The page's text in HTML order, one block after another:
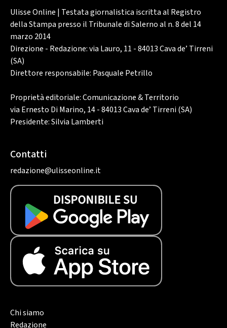
Ulisse Online | Testata giornalistica iscritta al Registro
della Stampa presso il Tribunale di Salerno al n. 8 del 14
marzo 2014
Direzione - Redazione: via Lauro, 11 - 84013 Cava de’ Tirreni
(SA)
Direttore responsabile: Pasquale Petrillo
Proprietà editoriale: Comunicazione & Territorio
via Ernesto Di Marino, 14 - 84013 Cava de’ Tirreni (SA)
Presidente: Silvia Lamberti
Contatti
redazione@ulisseonline.it
Chi siamo
Redazione